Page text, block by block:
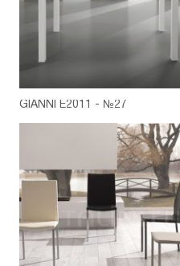
GIANNI E2011 - №27